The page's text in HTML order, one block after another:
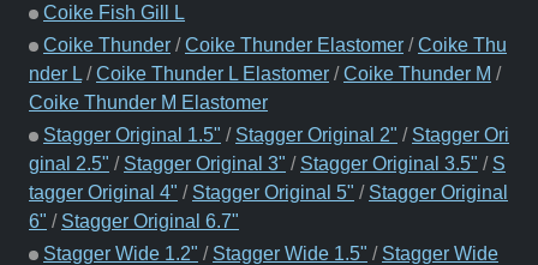
Coike Fish Gill L
Coike Thunder /Coike Thunder Elastomer /Coike Thu
nder L /Coike Thunder L Elastomer /Coike Thunder M /
Coike Thunder M Elastomer
Stagger Original 1.5" / Stagger Original 2" / Stagger Ori
ginal 2.5" / Stagger Original 3" / Stagger Original 3.5" / S
tagger Original 4" / Stagger Original 5" / Stagger Original
6" / Stagger Original 6.7"
Stagger Wide 1.2" / Stagger Wide 1.5" / Stagger Wide